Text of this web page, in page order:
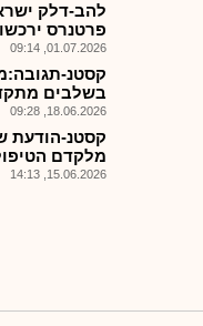
פרטנרס
01.07.2026, 09:14
קסטנ-
בשלבים
18.06.2026, 09:28
קסטנ-הודעת
מלקדם
15.06.2026, 14:13